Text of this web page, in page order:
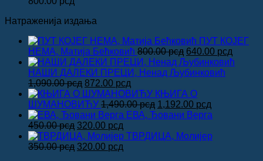
Натраженија издања
ПУТ КОЈЕГ
НЕМА, Матија Бећковић 800.00рсд Оригинална
цена
је
800.00 рсд.
640.00 рсд
цена
НАШИ ДАЛЕКИ ПРЕЦИ, Ненад Љубинковић
1,090.00рсд Оригинална
цена
је
била:
1,090.00 рсд.
872.00 рсд
цена
је:
872.00 рсд.
КЊИГА О
ШУМАНОВИЋУ 1,490.00рсд Оригинална
цена
била:
1,192.00 рсд
цена
1,192.00
ЕВА, Ђовани Верга
450.00рсд Оригинална
цена
је
320.00 рсд
цена
ТВРДИЦА, Молијер
350.00рсд Оригинална
320.00 рсд